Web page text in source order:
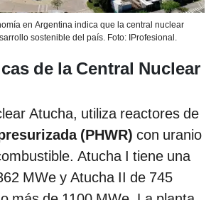
en Argentina indica que la central nuclear
sostenible del país. Foto: IProfesional.
de la Central Nuclear
Atucha, utiliza reactores de
(PHWR) con uranio
Atucha I tiene una
MWe y Atucha II de 745